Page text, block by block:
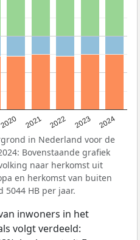
2020 2021 2022 2023 2024
in Nederland voor de
Bovenstaande grafiek
naar herkomst uit
en herkomst van buiten
5044 HB per jaar.
inwoners in het
volgt verdeeld: